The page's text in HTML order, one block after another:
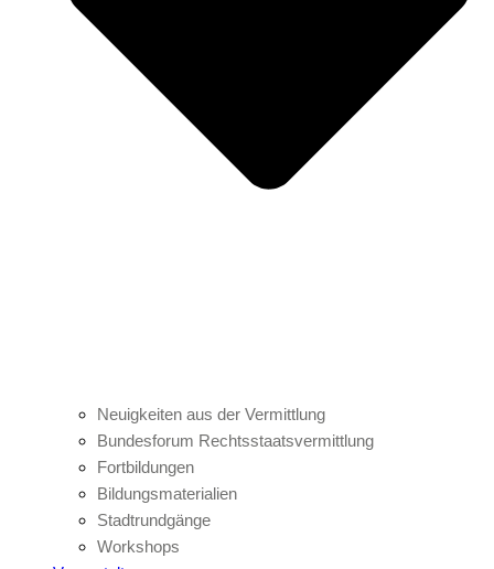
Neuigkeiten aus der Vermittlung
Bundesforum Rechtsstaatsvermittlung
Fortbildungen
Bildungsmaterialien
Stadtrundgänge
Workshops